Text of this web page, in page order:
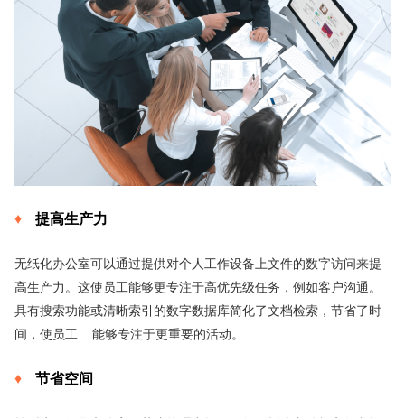
提高生产力
无纸化办公室可以通过提供对个人工作设备上文件的数字访问来提
高生产力。这使员工能够更专注于高优先级任务，例如客户沟通。
具有搜索功能或清晰索引的数字数据库简化了文档检索，节省了时
间，使员工 能够专注于更重要的活动。
节省空间